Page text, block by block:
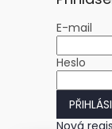
E-mail
Heslo